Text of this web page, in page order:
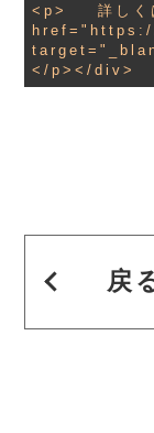
<p>    詳しく
戻